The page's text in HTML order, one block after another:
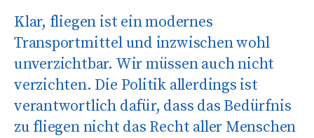
Klar, fliegen ist ein modernes
Transportmittel und inzwischen wohl
unverzichtbar. Wir müssen auch nicht
verzichten. Die Politik allerdings ist
verantwortlich dafür, dass das Bedürfnis
zu fliegen nicht das Recht aller Menschen